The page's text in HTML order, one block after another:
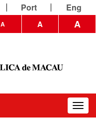
Port Eng
A A A